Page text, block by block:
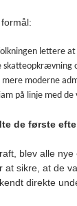
lettere
skatteopkrævning
mere moderne
på linje med de
de første
blev alle
at sikre, at de
direkte